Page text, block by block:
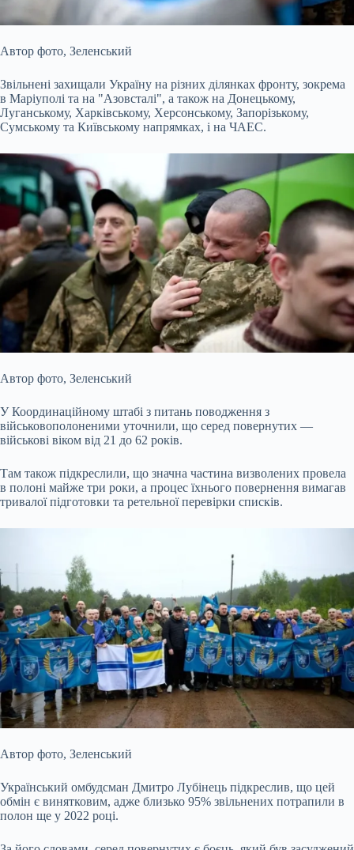
Автор фото, Зеленський
Звільнені захищали Україну на різних ділянках фронту, зокрема
в Маріуполі та на "Азовсталі", а також на Донецькому,
Луганському, Харківському, Херсонському, Запорізькому,
Сумському та Київському напрямках, і на ЧАЕС.
Автор фото, Зеленський
У Координаційному штабі з питань поводження з
військовополоненими уточнили, що серед повернутих —
військові віком від 21 до 62 років.
Там також підкреслили, що значна частина визволених провела
в полоні майже три роки, а процес їхнього повернення вимагав
тривалої підготовки та ретельної перевірки списків.
Автор фото, Зеленський
Український омбудсман Дмитро Лубінець підкреслив, що цей
обмін є винятковим, адже близько 95% звільнених потрапили в
полон ще у 2022 році.